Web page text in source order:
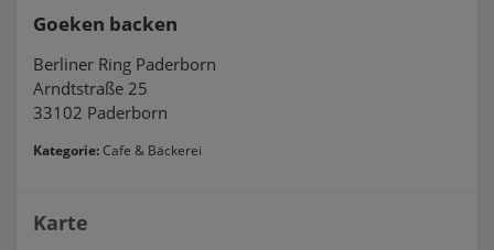
Goeken backen
Berliner Ring Paderborn
Arndtstraße 25
33102 Paderborn
Kategorie:Cafe & Bäckerei
Karte